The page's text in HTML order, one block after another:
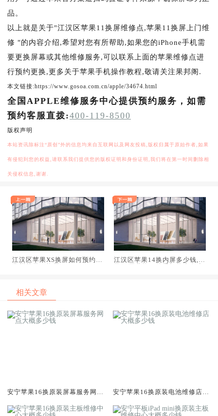
品。
以上就是关于"江汉区苹果11换屏维修点,苹果11换屏上门维
修 "的内容介绍,希望对您有所帮助,如果您的iPhone手机需
要更换屏幕或其他维修服务,可以联系上面的苹果维修点进
行预约更换,更多关于苹果手机操作教程,敬请关注果邦阁.
本文链接:https://www.gosoa.com.cn/apple/34674.html
全国APPLE维修服务中心提供预约服务，如需
预约客服直拨:400-119-8500
版权声明
本站资讯除标注“原创”外的信息均来自互联网以及网友投稿,版权归属于原始作者,如果
有侵犯到您的权益,请联系我们提供您的版权证明和身份证明,我们将在第一时间删除相
关侵权信息,谢谢.
江汉区苹果XS换屏如何预约,
江汉区苹果14换内屏多少钱,苹
相关文章
安宁苹果16换原装屏幕服务网点
安宁苹果16换原装电池维修店大